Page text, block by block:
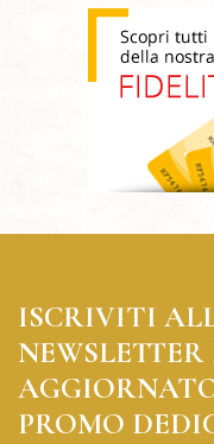
ISCRIVITI
NEWSLETTER
PROMO